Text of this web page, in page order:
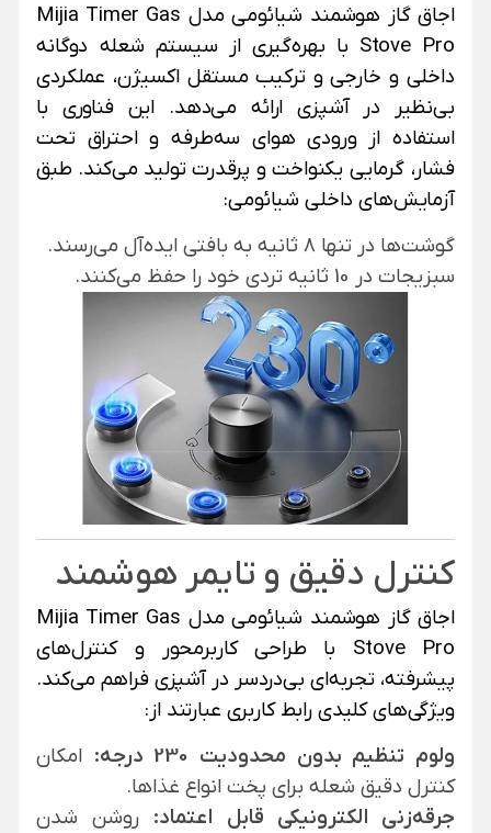
اجاق گاز هوشمند شیائومی مدل Mijia Timer Gas
Stove Pro با بهره‌گیری از سیستم شعله دوگانه
داخلی و خارجی و ترکیب مستقل اکسیژن، عملکردی
بی‌نظیر در آشپزی ارائه می‌دهد. این فناوری با
استفاده از ورودی هوای سه‌طرفه و احتراق تحت
فشار، گرمایی یکنواخت و پرقدرت تولید می‌کند. طبق
آزمایش‌های داخلی شیائومی:
گوشت‌ها در تنها 8 ثانیه به بافتی ایده‌آل می‌رسند.
سبزیجات در 10 ثانیه تردی خود را حفظ می‌کنند.
کنترل دقیق و تایمر هوشمند
اجاق گاز هوشمند شیائومی مدل Mijia Timer Gas
Stove Pro با طراحی کاربرمحور و کنترل‌های
پیشرفته، تجربه‌ای بی‌دردسر در آشپزی فراهم می‌کند.
ویژگی‌های کلیدی رابط کاربری عبارتند از:
ولوم تنظیم بدون محدودیت 230 درجه:
امکان
کنترل دقیق شعله برای پخت انواع غذاها.
جرقه‌زنی الکترونیکی قابل اعتماد: روشن شدن